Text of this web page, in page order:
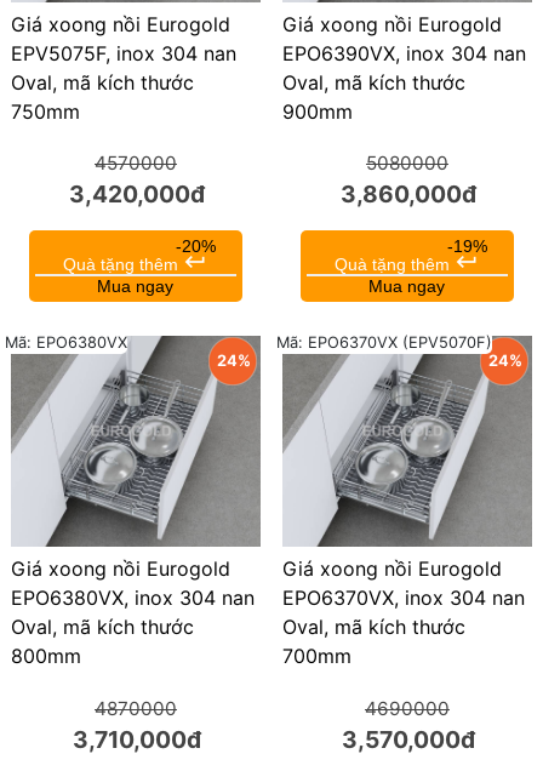
Giá xoong nồi Eurogold
EPV5075F, inox 304 nan
Oval, mã kích thước
750mm
4570000
3,420,000đ
-20%
Quà tặng thêm keyboard_return
Mua ngay
Giá xoong nồi Eurogold
EPO6390VX, inox 304 nan
Oval, mã kích thước
900mm
5080000
3,860,000đ
-19%
Quà tặng thêm keyboard_return
Mua ngay
24%
Giá xoong nồi Eurogold
EPO6380VX, inox 304 nan
Oval, mã kích thước
800mm
Mã: EPO6380VX
4870000
3,710,000đ
24%
Giá xoong nồi Eurogold
EPO6370VX, inox 304 nan
Oval, mã kích thước
700mm
Mã: EPO6370VX (EPV5070F)
4690000
3,570,000đ